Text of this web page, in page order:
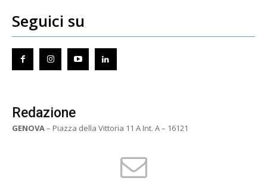
Seguici su
Redazione
GENOVA– Piazza della Vittoria 11 A Int. A – 16121